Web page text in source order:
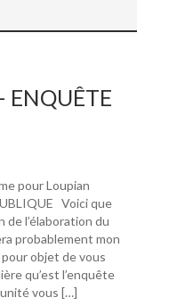
ENQUÊTE
pour Loupian
Voici que
de l’élaboration du
probablement mon
objet de vous
qu’est l’enquête
vous […]